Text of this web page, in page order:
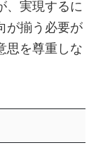
、実現するに
が揃う必要が
思を尊重しな